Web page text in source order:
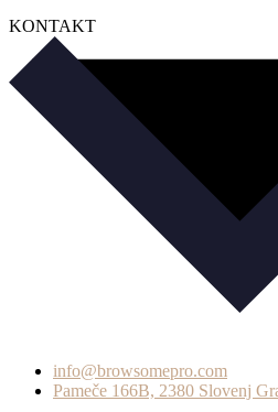
KONTAKT
info@browsomepro.com
Pameče 166B, 2380 Slovenj